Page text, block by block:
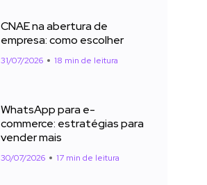
CNAE na abertura de
empresa: como escolher
31/07/2026 18 min de leitura
WhatsApp para e-
commerce: estratégias para
vender mais
30/07/2026 17 min de leitura